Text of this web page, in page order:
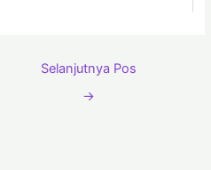
Selanjutnya Pos
→